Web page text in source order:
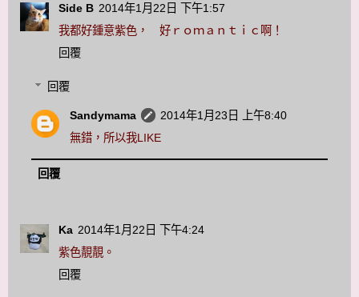
Side B 2014年1月22日 下午1:57
我都好鍾意紫色， 好ｒｏｍａｎｔｉｃ啊！
回覆
回覆
Sandymama
2014年1月23日 上午8:40
無錯，所以我LIKE
回覆
Ka 2014年1月22日 下午4:24
紫色靚靚。
回覆